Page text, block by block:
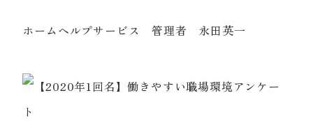
ホームヘルプサービス 管理者 永田英一